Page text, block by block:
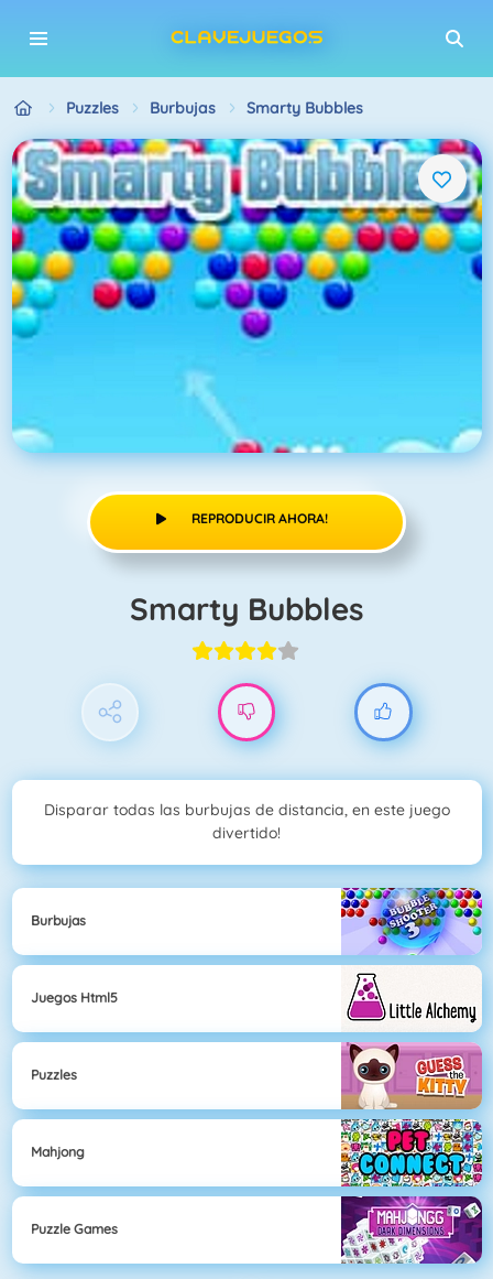
Puzzles Burbujas Smarty Bubbles
REPRODUCIR AHORA!
Smarty Bubbles
Disparar todas las burbujas de distancia, en este juego
divertido!
Burbujas
Juegos Html5
Puzzles
Mahjong
Puzzle Games